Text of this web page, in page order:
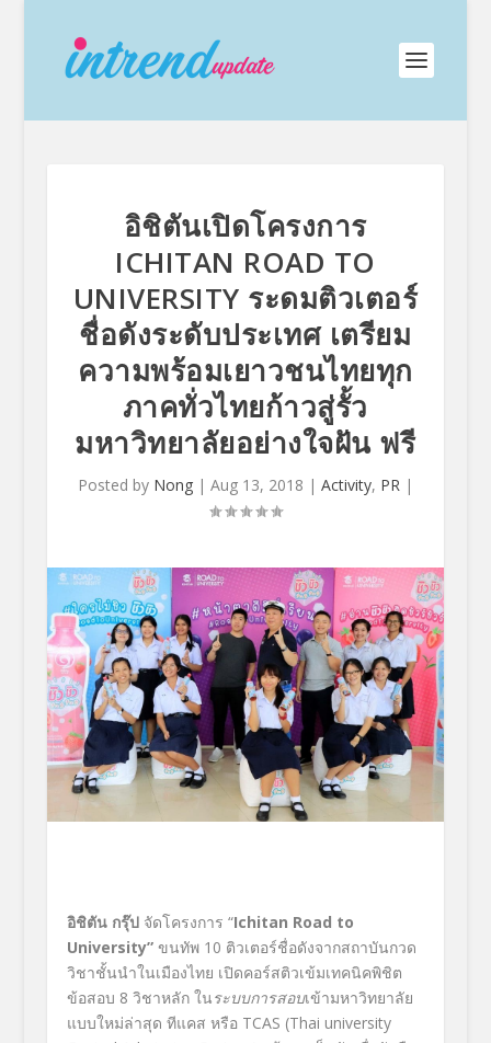
อิชิตันเปิดโครงการ
ICHITAN ROAD TO
UNIVERSITY ระดมติวเตอร์
ชื่อดังระดับประเทศ เตรียม
ความพร้อมเยาวชนไทยทุก
ภาคทั่วไทยก้าวสู่รั้ว
มหาวิทยาลัยอย่างใจฝัน ฟรี
Posted by Nong| Aug 13, 2018 | Activity, PR|
อิชิตัน กรุ๊ปจัดโครงการ “Ichitan Road to
University”ขนทัพ 10 ติวเตอร์ชื่อดังจากสถาบันกวด
วิชาชั้นนำในเมืองไทย เปิดคอร์สติวเข้มเทคนิคพิชิต
ข้อสอบ 8 วิชาหลัก ในระบบการสอบเข้ามหาวิทยาลัย
แบบใหม่ล่าสุด ทีแคส หรือ TCAS (Thai university